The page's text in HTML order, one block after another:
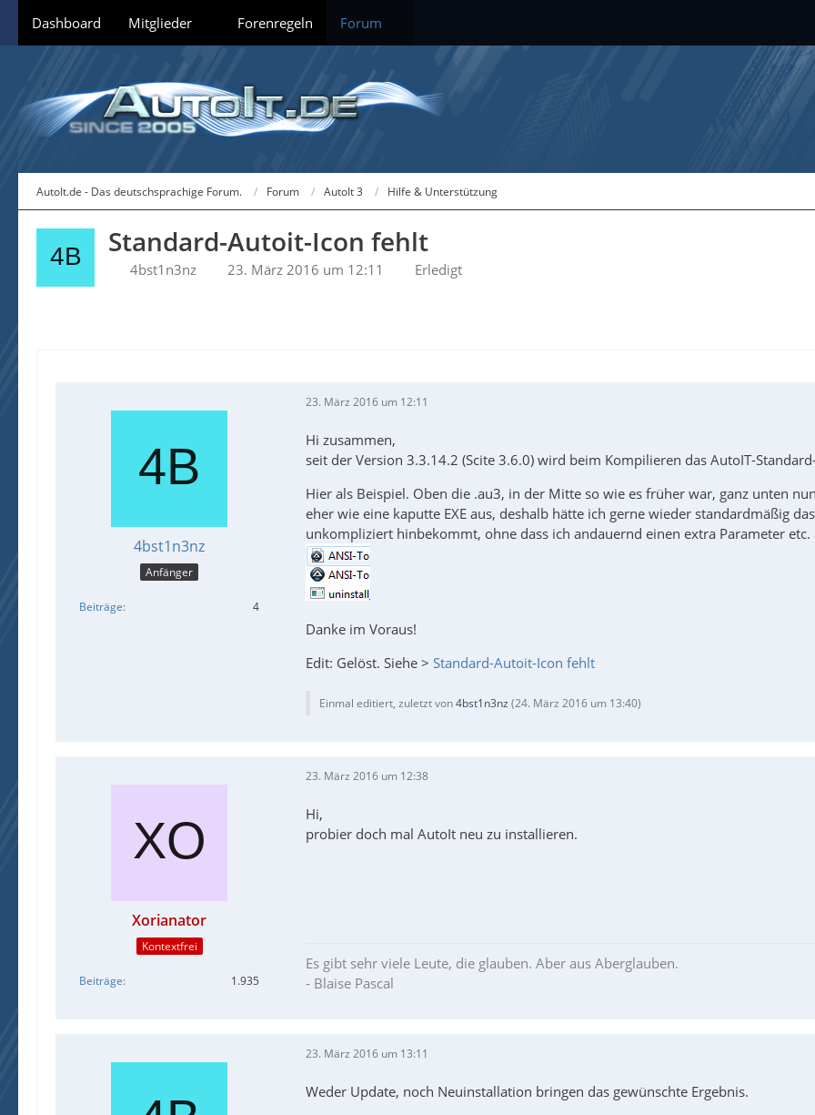
Dashboard Mitglieder Forenregeln Forum
AutoIt.de - Das deutschsprachige Forum. Forum AutoIt 3 Hilfe & Unterstützung
Standard-Autoit-Icon fehlt
4bst1n3nz 23. März 2016 um 12:11 Erledigt
4bst1n3nz
Anfänger
Beiträge 4
23. März 2016 um 12:11
Hi zusammen,
seit der Version 3.3.14.2 (Scite 3.6.0) wird beim Kompilieren das AutoIT-
Hier als Beispiel. Oben die .au3, in der Mitte so wie es früher war, ganz unten
eher wie eine kaputte EXE aus, deshalb hätte ich gerne wieder standardmäßig
unkompliziert hinbekommt, ohne dass ich andauernd einen extra Parameter etc.
Danke im Voraus!
Edit: Gelöst. Siehe > Standard-Autoit-Icon fehlt
Einmal editiert, zuletzt von4bst1n3nz (24. März 2016 um 13:40)
Xorianator
Kontextfrei
Beiträge 1.935
23. März 2016 um 12:38
Hi,
probier doch mal AutoIt neu zu installieren.
Es gibt sehr viele Leute, die glauben. Aber aus Aberglauben.
- Blaise Pascal
23. März 2016 um 13:11
Weder Update, noch Neuinstallation bringen das gewünschte Ergebnis.